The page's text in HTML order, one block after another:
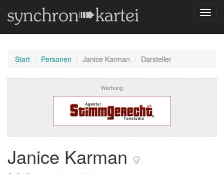
Start Personen Janice Karman Darsteller
Werbung
Janice Karman